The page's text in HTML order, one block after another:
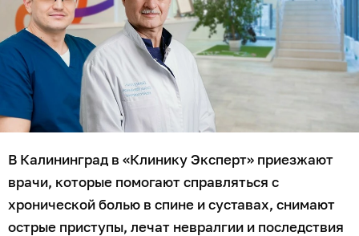
В Калининград в «Клинику Эксперт» приезжают
врачи, которые помогают справляться с
хронической болью в спине и суставах, снимают
острые приступы, лечат невралгии и последствия